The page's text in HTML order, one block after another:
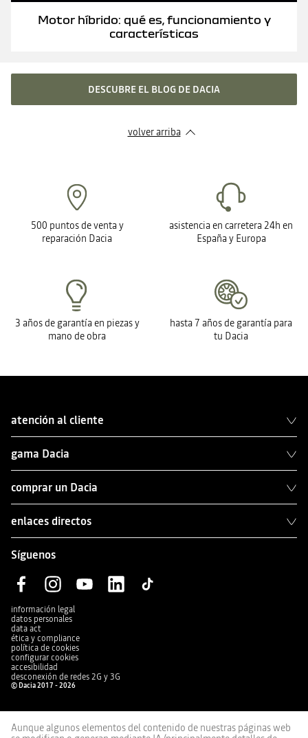
Motor híbrido: qué es, funcionamiento y
características
DESCUBRE EL BLOG DE DACIA
volver arriba
500 puntos de venta y
reparación Dacia
asistencia en carretera 24h en
España y Europa
3 años de garantía en piezas y
mano de obra
hasta 7 años de garantía para
tu Dacia
atención al cliente
gama Dacia
comprar un Dacia
enlaces directos
Síguenos
información legal
datos personales
data act
ética y compliance
política de cookies
configurar cookies
accesibilidad
desconexión de redes 2G y 3G
© Dacia 2017 - 2026
Aunque algunos elementos del contenido de nuestras páginas web